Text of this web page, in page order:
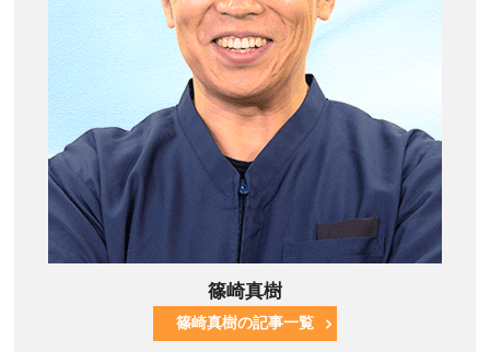
篠崎真樹
篠崎真樹の記事一覧